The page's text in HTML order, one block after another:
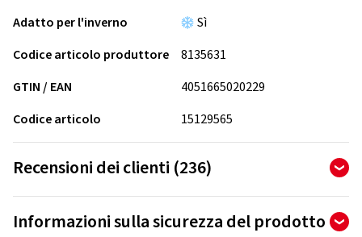
Adatto per l'inverno
Sì
Codice articolo produttore
8135631
GTIN / EAN
4051665020229
Codice articolo
15129565
Recensioni dei clienti (236)
4,64
di 236 recensioni totali
Informazioni sulla sicurezza del prodotto